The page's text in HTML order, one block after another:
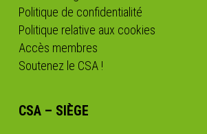
Politique de confidentialité
Politique relative aux cookies
Accès membres
Soutenez le CSA !
CSA – SIÈGE